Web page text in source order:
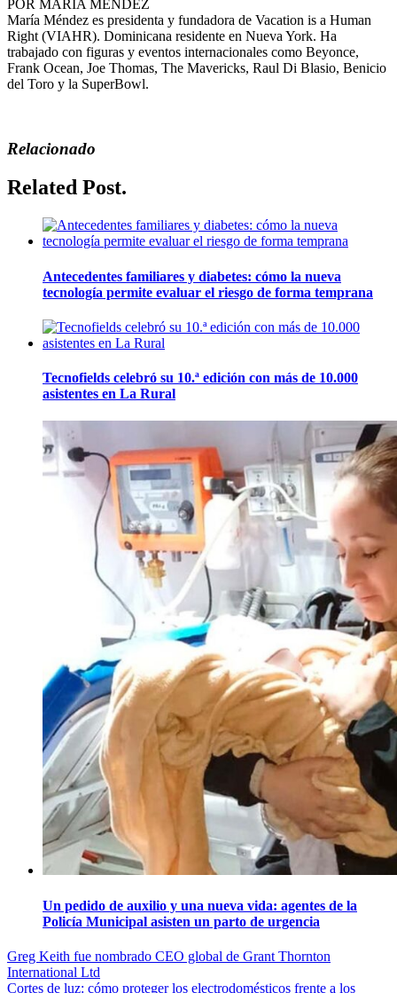
POR MARÍA MÉNDEZ
María Méndez es presidenta y fundadora de Vacation is a Human
Right (VIAHR). Dominicana residente en Nueva York. Ha
trabajado con figuras y eventos internacionales como Beyonce,
Frank Ocean, Joe Thomas, The Mavericks, Raul Di Blasio, Benicio
del Toro y la SuperBowl.
Relacionado
Related Post.
Antecedentes familiares y diabetes: cómo la nueva
tecnología permite evaluar el riesgo de forma temprana
Tecnofields celebró su 10.ª edición con más de 10.000
asistentes en La Rural
Un pedido de auxilio y una nueva vida: agentes de la
Policía Municipal asisten un parto de urgencia
Navegación
de
Greg Keith fue nombrado CEO global de Grant Thornton
International Ltd
Cortes de luz: cómo proteger los electrodomésticos frente a los